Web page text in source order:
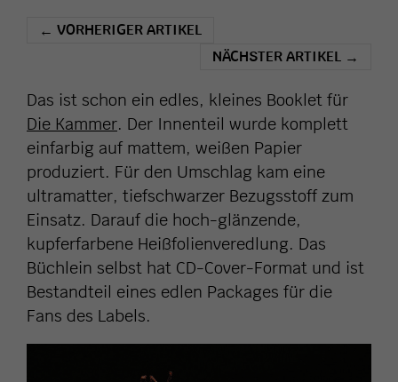
← VORHERIGER ARTIKEL
NÄCHSTER ARTIKEL →
Das ist schon ein edles, kleines Booklet für
Die Kammer. Der Innenteil wurde komplett
einfarbig auf mattem, weißen Papier
produziert. Für den Umschlag kam eine
ultramatter, tiefschwarzer Bezugsstoff zum
Einsatz. Darauf die hoch-glänzende,
kupferfarbene Heißfolienveredlung. Das
Büchlein selbst hat CD-Cover-Format und ist
Bestandteil eines edlen Packages für die
Fans des Labels.